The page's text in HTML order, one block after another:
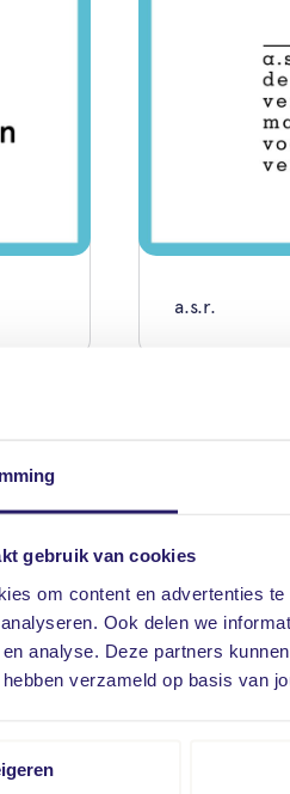
gebruik van cookies
om content en advertenties
Ook delen we
analyse. Deze partners
verzameld op basis van
a.s.r.